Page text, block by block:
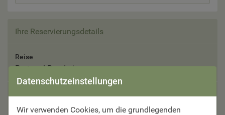
Ihre Reservierungsdetails
Reise
Portugal Rundreise
Bitte auswählen
Datenschutzeinstellungen
Wir verwenden Cookies, um die grundlegenden